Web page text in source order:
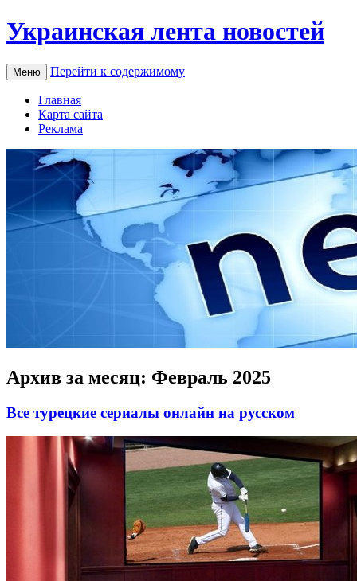
Украинская лента новостей
Меню Перейти к содержимому
Главная
Карта сайта
Реклама
Архив за месяц: Февраль 2025
Все турецкие сериалы онлайн на русском